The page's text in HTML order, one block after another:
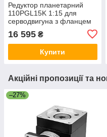
Редуктор планетарний
110PGL15K 1:15 для
серводвигуна з фланцем
110, планетарна передача
16 595 ₴
Купити
Акційні пропозиції та
–27%